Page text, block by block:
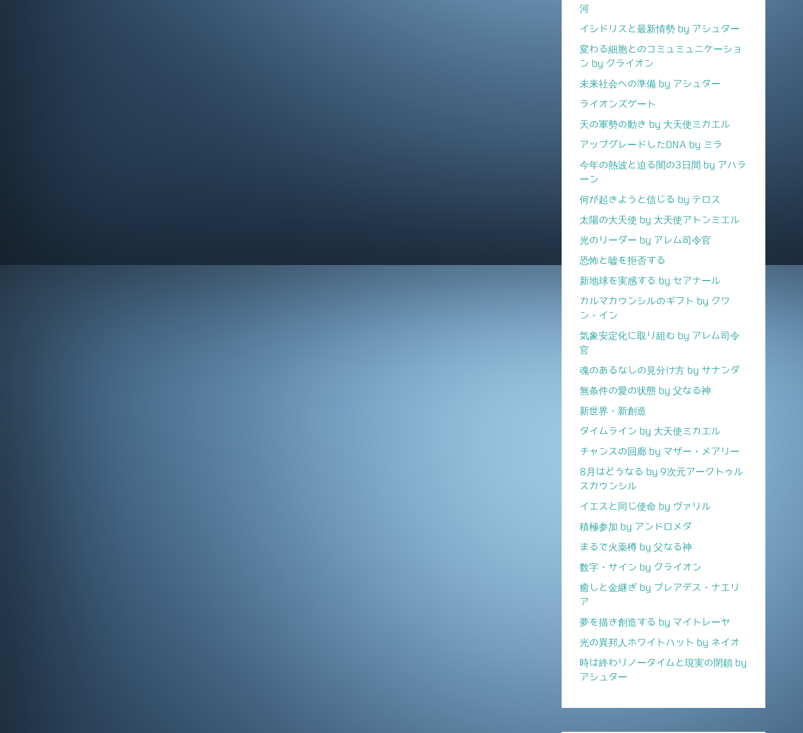
河
イシドリスと最新情勢 by アシュター
変わる細胞とのコミュミュニケーショ
ン by クライオン
未来社会への準備 by アシュター
ライオンズゲート
天の軍勢の動き by 大天使ミカエル
アップグレードしたDNA by ミラ
今年の熱波と迫る闇の3日間 by アハラ
ーン
何が起きようと信じる by テロス
太陽の大天使 by 大天使アトンミエル
光のリーダー by アレム司令官
恐怖と嘘を拒否する
新地球を実感する by セアナール
カルマカウンシルのギフト by クワ
ン・イン
気象安定化に取り組む by アレム司令
官
魂のあるなしの見分け方 by サナンダ
無条件の愛の状態 by 父なる神
新世界・新創造
タイムライン by 大天使ミカエル
チャンスの回廊 by マザー・メアリー
8月はどうなる by 9次元アークトゥル
スカウンシル
イエスと同じ使命 by ヴァリル
積極参加 by アンドロメダ
まるで火薬樽 by 父なる神
数字・サイン by クライオン
癒しと金継ぎ by プレアデス・ナエリ
ア
夢を描き創造する by マイトレーヤ
光の異邦人ホワイトハット by ネイオ
時は終わりノータイムと現実の閉鎖 by
アシュター